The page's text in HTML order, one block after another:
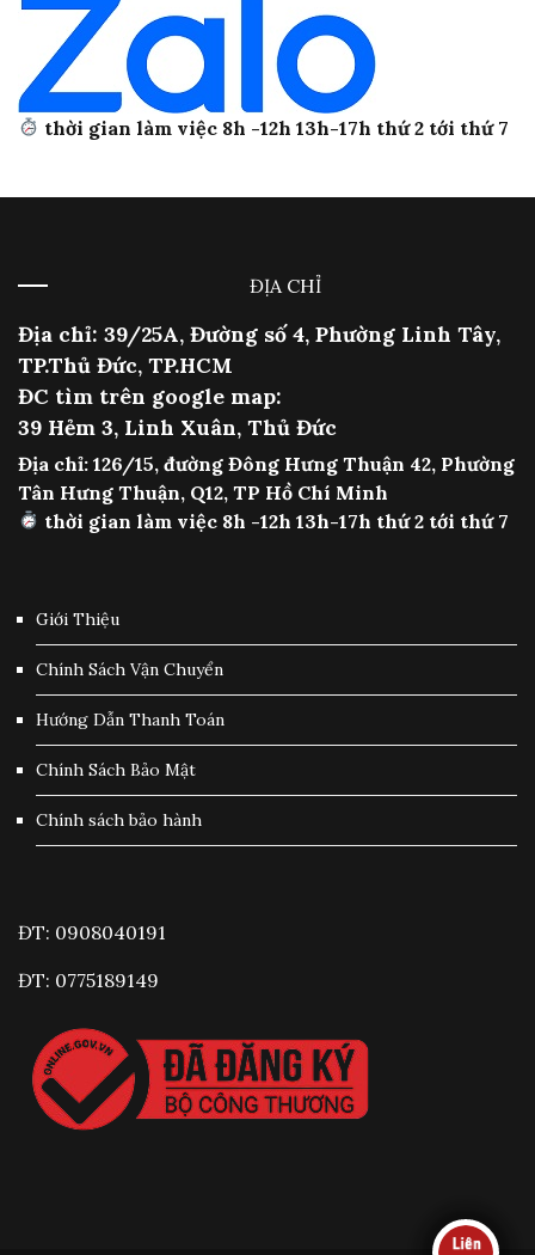
thời gian làm việc 8h -12h 13h-17h thứ 2 tới thứ 7
ĐỊA CHỈ
Địa chỉ: 39/25A, Đường số 4, Phường Linh Tây,
TP.Thủ Đức, TP.HCM
ĐC tìm trên google map:
39 Hẻm 3, Linh Xuân, Thủ Đức
Địa chỉ: 126/15, đường Đông Hưng Thuận 42, Phường
Tân Hưng Thuận, Q12, TP Hồ Chí Minh
thời gian làm việc 8h -12h 13h-17h thứ 2 tới thứ 7
Giới Thiệu
Chính Sách Vận Chuyển
Hướng Dẫn Thanh Toán
Chính Sách Bảo Mật
Chính sách bảo hành
ĐT: 0908040191
ĐT: 0775189149